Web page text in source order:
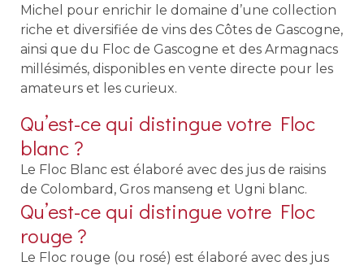
Michel pour enrichir le domaine d’une collection
riche et diversifiée de vins des Côtes de Gascogne,
ainsi que du Floc de Gascogne et des Armagnacs
millésimés, disponibles en vente directe pour les
amateurs et les curieux.
Qu’est-ce qui distingue votre Floc
blanc ?
Le Floc Blanc est élaboré avec des jus de raisins
de Colombard, Gros manseng et Ugni blanc.
Qu’est-ce qui distingue votre Floc
rouge ?
Le Floc rouge (ou rosé) est élaboré avec des jus